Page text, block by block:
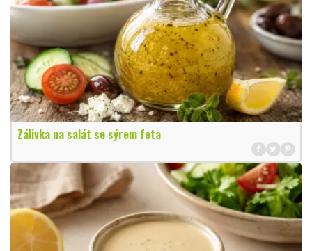
Zálivka na salát se sýrem feta